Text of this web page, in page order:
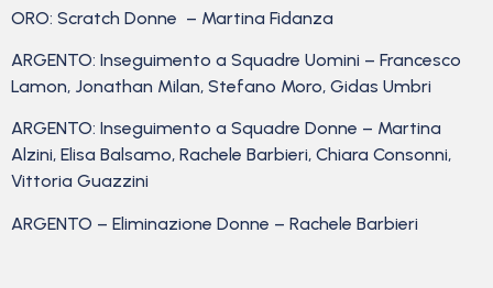
ORO: Scratch Donne – Martina Fidanza
ARGENTO: Inseguimento a Squadre Uomini – Francesco
Lamon, Jonathan Milan, Stefano Moro, Gidas Umbri
ARGENTO: Inseguimento a Squadre Donne – Martina
Alzini, Elisa Balsamo, Rachele Barbieri, Chiara Consonni,
Vittoria Guazzini
ARGENTO – Eliminazione Donne – Rachele Barbieri